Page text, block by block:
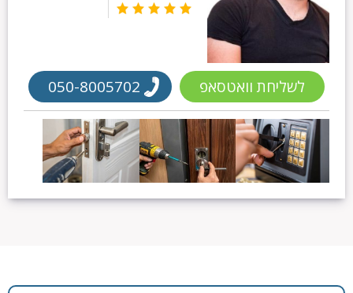
לשליחת וואטסאפ 050-8005702